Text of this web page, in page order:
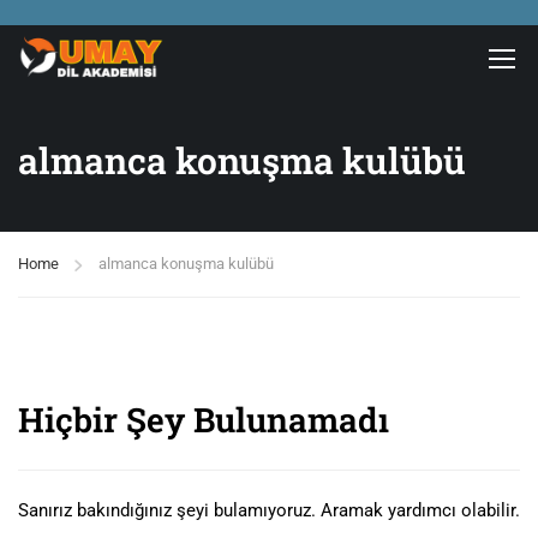
almanca konuşma kulübü
Home almanca konuşma kulübü
Hiçbir Şey Bulunamadı
Sanırız bakındığınız şeyi bulamıyoruz. Aramak yardımcı olabilir.